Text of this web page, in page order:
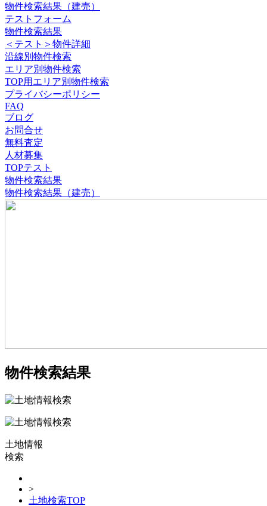
物件検索結果（建売）
テストフォーム
物件検索結果
＜テスト＞物件詳細
沿線別物件検索
エリア別物件検索
TOP用エリア別物件検索
プライバシーポリシー
FAQ
ブログ
お問合せ
無料査定
人材募集
TOPテスト
物件検索結果
物件検索結果（建売）
物件検索結果
土地情報
検索
>
土地検索TOP